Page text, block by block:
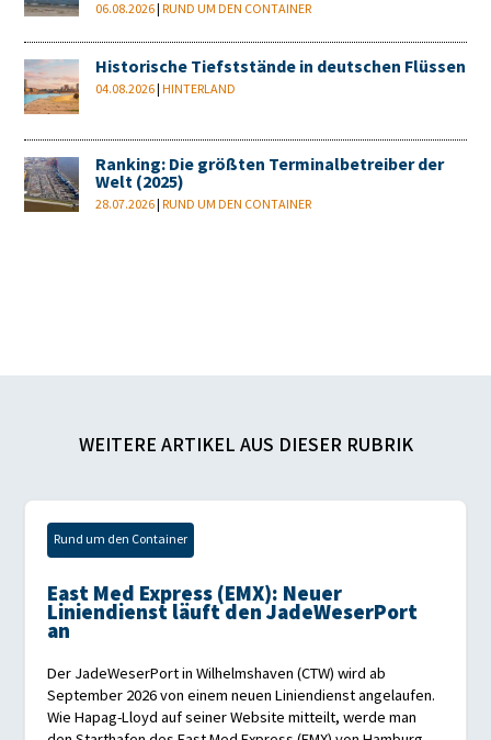
06.08.2026 |RUND UM DEN CONTAINER
Historische Tiefststände in deutschen Flüssen
04.08.2026 |HINTERLAND
Ranking: Die größten Terminalbetreiber der
Welt (2025)
28.07.2026 |RUND UM DEN CONTAINER
WEITERE ARTIKEL AUS DIESER RUBRIK
Rund um den Container
East Med Express (EMX): Neuer
Liniendienst läuft den JadeWeserPort
an
Der JadeWeserPort in Wilhelmshaven (CTW) wird ab
September 2026 von einem neuen Liniendienst angelaufen.
Wie Hapag-Lloyd auf seiner Website mitteilt, werde man